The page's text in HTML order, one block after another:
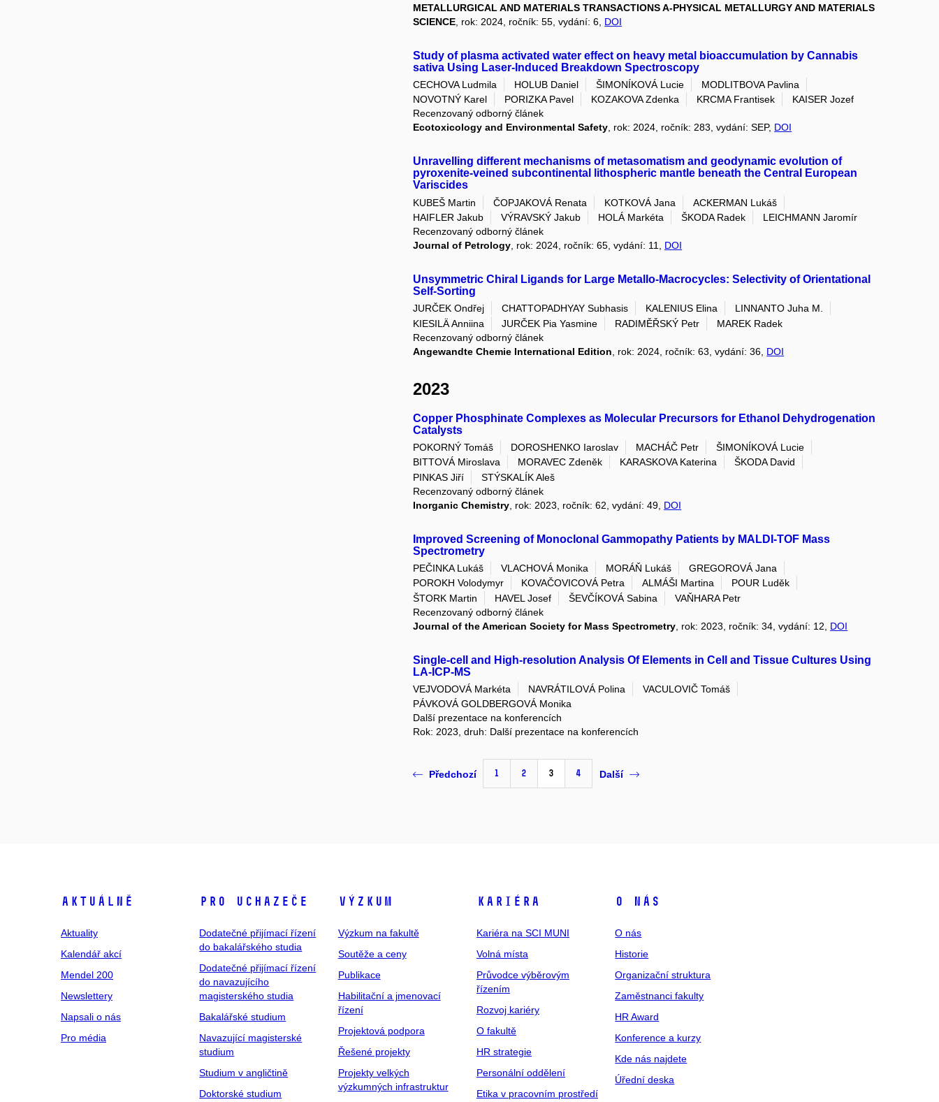
METALLURGICAL AND MATERIALS TRANSACTIONS A-PHYSICAL METALLURGY AND MATERIALS
SCIENCE , rok: 2024, ročník: 55, vydání: 6, DOI
Study of plasma activated water effect on heavy metal bioaccumulation by Cannabis
sativa Using Laser-Induced Breakdown Spectroscopy
CECHOVA Ludmila HOLUB Daniel ŠIMONÍKOVÁ Lucie
MODLITBOVA Pavlina
NOVOTNÝ Karel
PORIZKA Pavel KOZAKOVA Zdenka KRCMA Frantisek
KAISER Jozef
Recenzovaný odborný článek
Ecotoxicology and Environmental Safety, rok: 2024, ročník: 283, vydání: SEP, DOI
Unravelling different mechanisms of metasomatism and geodynamic evolution of
pyroxenite-veined subcontinental lithospheric mantle beneath the Central European
Variscides
KUBEŠ Martin ČOPJAKOVÁ Renata KOTKOVÁ Jana
ACKERMAN Lukáš
HAIFLER Jakub
VÝRAVSKÝ Jakub HOLÁ Markéta ŠKODA Radek
LEICHMANN Jaromír
Recenzovaný odborný článek
Journal of Petrology , rok: 2024, ročník: 65, vydání: 11, DOI
Unsymmetric Chiral Ligands for Large Metallo-Macrocycles: Selectivity of Orientational
Self-Sorting
JURČEK Ondřej CHATTOPADHYAY Subhasis KALENIUS Elina
LINNANTO Juha M.
KIESILÄ Anniina
JURČEK Pia Yasmine RADIMĚŘSKÝ Petr
MAREK Radek
Recenzovaný odborný článek
Angewandte Chemie International Edition , rok: 2024, ročník: 63, vydání: 36, DOI
2023
Copper Phosphinate Complexes as Molecular Precursors for Ethanol Dehydrogenation
Catalysts
POKORNÝ Tomáš DOROSHENKO Iaroslav MACHÁČ Petr
ŠIMONÍKOVÁ Lucie
BITTOVÁ Miroslava
MORAVEC Zdeněk KARASKOVA Katerina
ŠKODA David
PINKAS Jiří
STÝSKALÍK Aleš
Recenzovaný odborný článek
Inorganic Chemistry , rok: 2023, ročník: 62, vydání: 49, DOI
Improved Screening of Monoclonal Gammopathy Patients by MALDI-TOF Mass
Spectrometry
PEČINKA Lukáš VLACHOVÁ Monika MORÁŇ Lukáš
GREGOROVÁ Jana
POROKH Volodymyr
KOVAČOVICOVÁ Petra ALMÁŠI Martina
POUR Luděk
ŠTORK Martin
HAVEL Josef ŠEVČÍKOVÁ Sabina
VAŇHARA Petr
Recenzovaný odborný článek
Journal of the American Society for Mass Spectrometry , rok: 2023, ročník: 34, vydání: 12, DOI
Single-cell and High-resolution Analysis Of Elements in Cell and Tissue Cultures Using
LA-ICP-MS
VEJVODOVÁ Markéta NAVRÁTILOVÁ Polina
VACULOVIČ Tomáš
PÁVKOVÁ GOLDBERGOVÁ Monika
Další prezentace na konferencích
Rok: 2023, druh: Další prezentace na konferencích
Předchozí 1 2 3 4 Další
Aktuálně
Aktuality
Kalendář akcí
Mendel 200
Newslettery
Napsali o nás
Pro média
Pro uchazeče
Dodatečné přijímací řízení
do bakalářského studia
Dodatečné přijímací řízení
do navazujícího
magisterského studia
Bakalářské studium
Navazující magisterské
studium
Studium v angličtině
Doktorské studium
Výzkum
Výzkum na fakultě
Soutěže a ceny
Publikace
Habilitační a jmenovací
řízení
Projektová podpora
Řešené projekty
Projekty velkých
výzkumných infrastruktur
Kariéra
Kariéra na SCI MUNI
Volná místa
Průvodce výběrovým
řízením
Rozvoj kariéry
O fakultě
HR strategie
Personální oddělení
Etika v pracovním prostředí
O nás
O nás
Historie
Organizační struktura
Zaměstnanci fakulty
HR Award
Konference a kurzy
Kde nás najdete
Úřední deska